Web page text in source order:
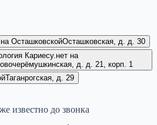
ОсташковскойОсташковская, д. д. 30
Кариесу.нет на
д. д. 21, корп. 1
Таганрогская, д. 29
известно до звонка